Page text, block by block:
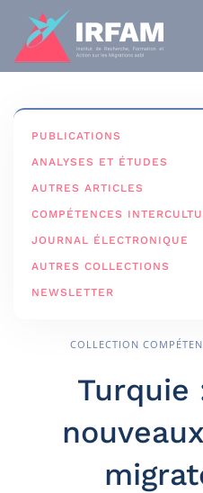
PUBLICATIONS
ANALYSES ET ÉTUDES
AUTRES ARTICLES
COMPÉTENCES
JOURNAL ÉLECTRONIQUE
AUTRES COLLECTIONS
NEWSLETTER
COLLECTION
Turquie